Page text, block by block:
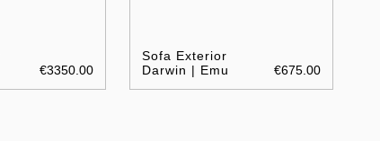
€3350.00
Sofa Exterior
Darwin | Emu
€675.00